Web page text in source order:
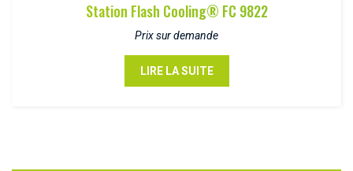
Station Flash Cooling® FC 9822
Prix sur demande
LIRE LA SUITE